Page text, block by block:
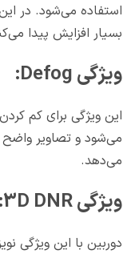
استفاده می‌شود. در
بسیار افزایش پیدا
ویژگی Defog:
این ویژگی برای کم
می‌شود و تصاویر واضح
می‌دهد.
ویژگی 3D DNR:
دوربین با این ویژگی